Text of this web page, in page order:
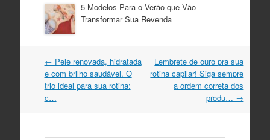
5 Modelos Para o Verão que Vão
Transformar Sua Revenda
Navegação
do
post
← Pele renovada, hidratada
e com brilho saudável. O
trio ideal para sua rotina:
c…
Lembrete de ouro pra sua
rotina capilar! Siga sempre
a ordem correta dos
produ… →